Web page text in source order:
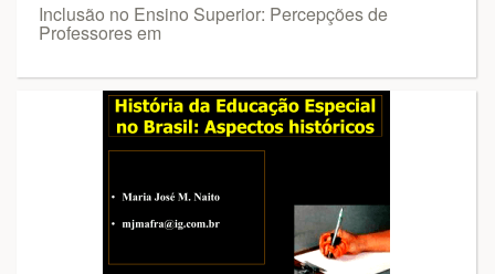
Inclusão no Ensino Superior: Percepções de
Professores em